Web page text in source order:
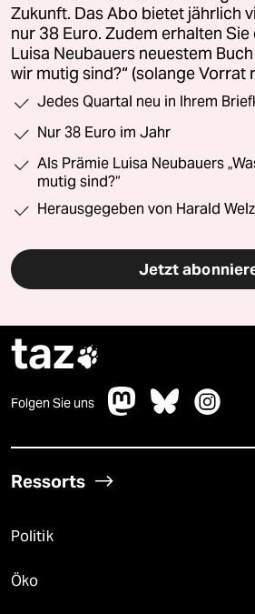
Zukunft. Das Abo bietet jährlich
nur 38 Euro. Zudem erhalten
Luisa Neubauers neuestem Buch
wir mutig sind?“ (solange Vorrat
Jedes Quartal neu in Ihrem
Nur 38 Euro im Jahr
Als Prämie Luisa Neubauers
mutig sind?“
Herausgegeben von Harald
Jetzt
taz
Folgen Sie uns
Ressorts
Politik
Öko